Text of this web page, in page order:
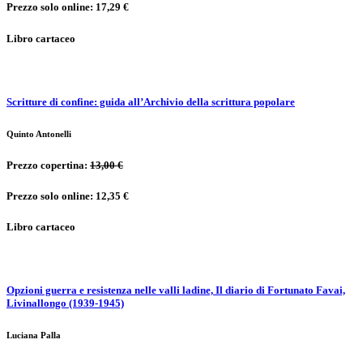
Prezzo solo online: 17,29 €
Libro cartaceo
Scritture di confine: guida all’Archivio della scrittura popolare
Quinto Antonelli
Prezzo copertina: 13,00 €
Prezzo solo online: 12,35 €
Libro cartaceo
Opzioni guerra e resistenza nelle valli ladine, Il diario di Fortunato Favai,
Livinallongo (1939-1945)
Luciana Palla